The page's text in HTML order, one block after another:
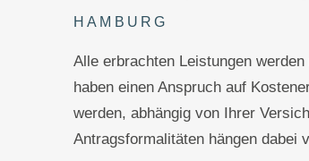
HAMBURG
Alle erbrachten Leistungen
haben einen Anspruch auf
werden, abhängig von Ihrer
Antragsformalitäten hängen dabei